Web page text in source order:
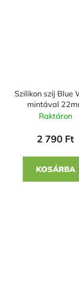
Szilikon szíj Blue
mintával
Raktáron
2 790 Ft
KOSÁRBA